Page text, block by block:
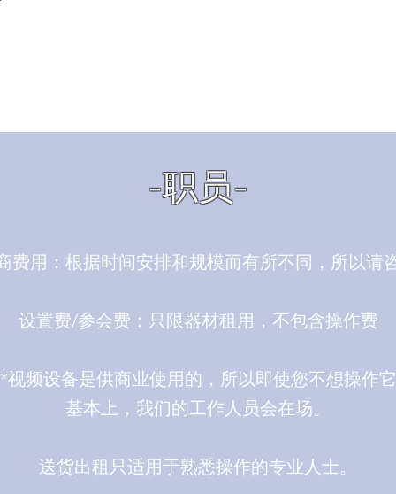
-职员-
费用：根据时间安排和规模而有所不同，所以请咨
设置费/参会费：只限器材租用，不包含操作费
*视频设备是供商业使用的，所以即使您不想操作它
基本上，我们的工作人员会在场。
​送货出租只适用于熟悉操作的专业人士。